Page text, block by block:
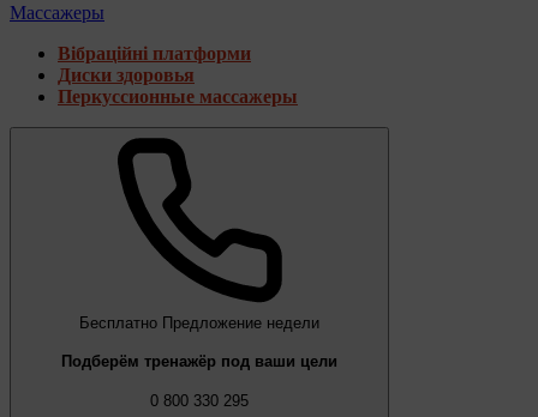
Массажеры
Вібраційні платформи
Диски здоровья
Перкуссионные массажеры
Бесплатно Предложение недели
Подберём тренажёр под ваши цели
0 800 330 295